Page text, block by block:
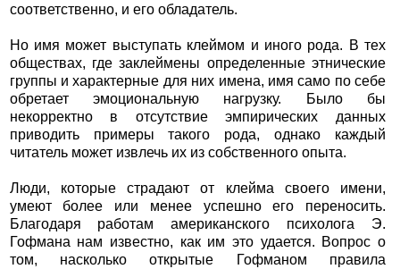
соответственно, и его обладатель.
Но имя может выступать клеймом и иного рода. В тех
обществах, где заклеймены определенные этнические
группы и характерные для них имена, имя само по себе
обретает эмоциональную нагрузку. Было бы
некорректно в отсутствие эмпирических данных
приводить примеры такого рода, однако каждый
читатель может извлечь их из собственного опыта.
Люди, которые страдают от клейма своего имени,
умеют более или менее успешно его переносить.
Благодаря работам американского психолога Э.
Гофмана нам известно, как им это удается. Вопрос о
том, насколько открытые Гофманом правила